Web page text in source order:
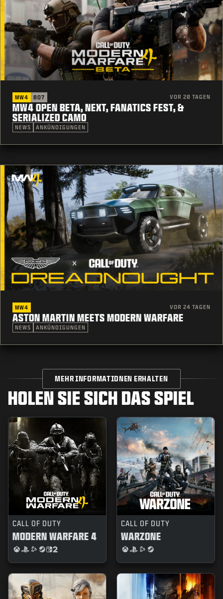
MW4 BO7 VOR 20 TAGEN
MW4 OPEN BETA, NEXT, FANATICS FEST, &
SERIALIZED CAMO
NEWS ANKÜNDIGUNGEN
MW4 VOR 24 TAGEN
ASTON MARTIN MEETS MODERN WARFARE
NEWS ANKÜNDIGUNGEN
MEHR INFORMATIONEN ERHALTEN
HOLEN SIE SICH DAS SPIEL
CALL OF DUTY
MODERN WARFARE 4
CALL OF DUTY
WARZONE